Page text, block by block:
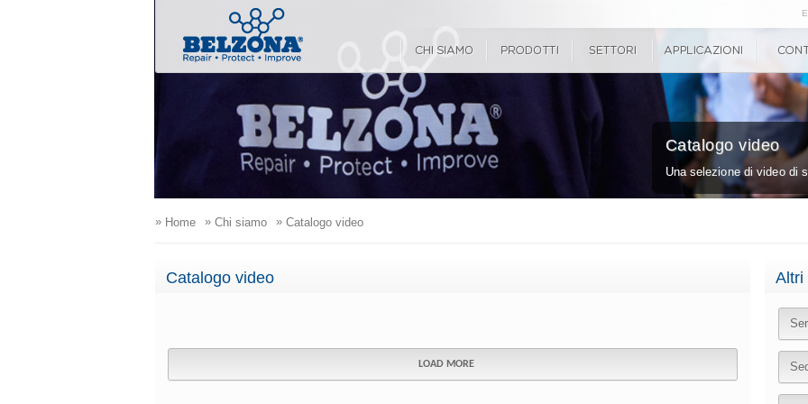
Catalogo video
Una selezione di video di
»Home »Chi siamo »Catalogo video
Catalogo video
LOAD MORE
Altri